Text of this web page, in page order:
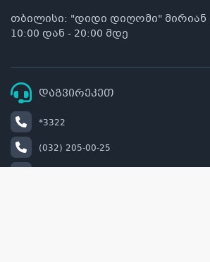
თბილისი: "დიდი დიღომი" მირიან
10:00 დან - 20:00 მდე
დაგვირეკეთ
*3322
(032) 205-00-25